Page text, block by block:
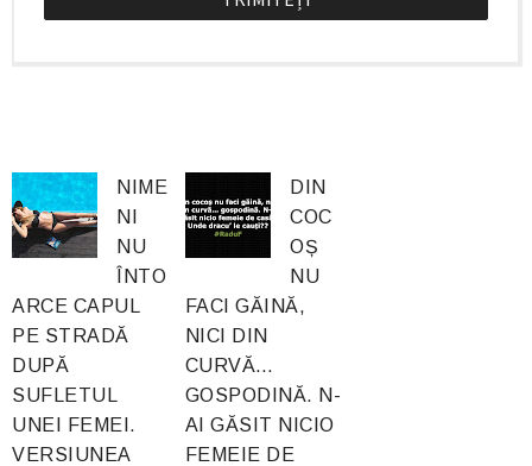
NIME
NI
NU
ÎNTO
ARCE CAPUL
PE STRADĂ
DUPĂ
SUFLETUL
UNEI FEMEI.
VERSIUNEA
DIN
COC
OȘ
NU
FACI GĂINĂ,
NICI DIN
CURVĂ…
GOSPODINĂ. N-
AI GĂSIT NICIO
FEMEIE DE